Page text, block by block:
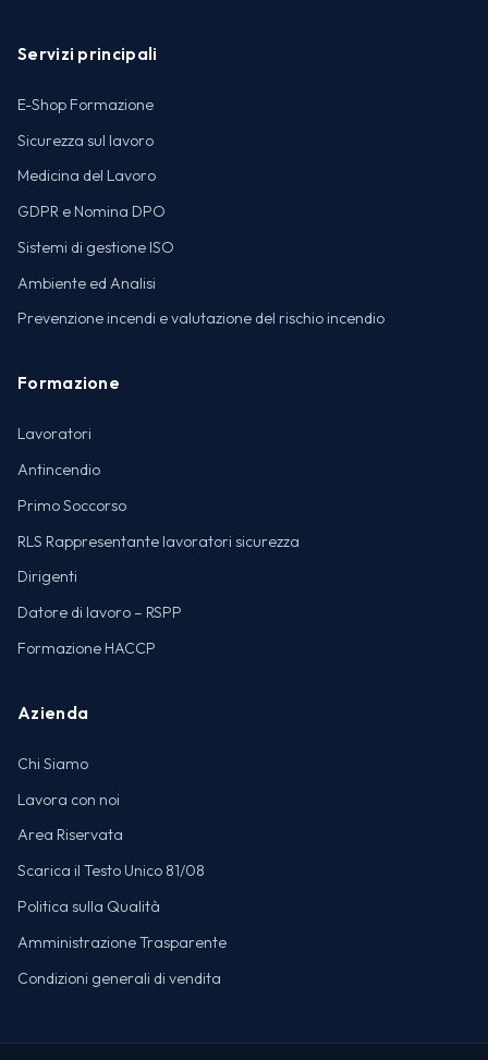
Servizi principali
E-Shop Formazione
Sicurezza sul lavoro
Medicina del Lavoro
GDPR e Nomina DPO
Sistemi di gestione ISO
Ambiente ed Analisi
Prevenzione incendi e valutazione del rischio incendio
Formazione
Lavoratori
Antincendio
Primo Soccorso
RLS Rappresentante lavoratori sicurezza
Dirigenti
Datore di lavoro – RSPP
Formazione HACCP
Azienda
Chi Siamo
Lavora con noi
Area Riservata
Scarica il Testo Unico 81/08
Politica sulla Qualità
Amministrazione Trasparente
Condizioni generali di vendita